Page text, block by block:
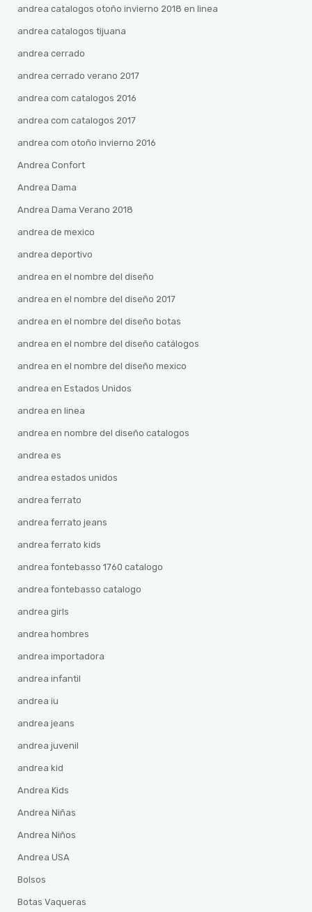
andrea catalogos otoño invierno 2018 en linea
andrea catalogos tijuana
andrea cerrado
andrea cerrado verano 2017
andrea com catalogos 2016
andrea com catalogos 2017
andrea com otoño invierno 2016
Andrea Confort
Andrea Dama
Andrea Dama Verano 2018
andrea de mexico
andrea deportivo
andrea en el nombre del diseño
andrea en el nombre del diseño 2017
andrea en el nombre del diseño botas
andrea en el nombre del diseño catálogos
andrea en el nombre del diseño mexico
andrea en Estados Unidos
andrea en linea
andrea en nombre del diseño catalogos
andrea es
andrea estados unidos
andrea ferrato
andrea ferrato jeans
andrea ferrato kids
andrea fontebasso 1760 catalogo
andrea fontebasso catalogo
andrea girls
andrea hombres
andrea importadora
andrea infantil
andrea iu
andrea jeans
andrea juvenil
andrea kid
Andrea Kids
Andrea Niñas
Andrea Niños
Andrea USA
Bolsos
Botas Vaqueras